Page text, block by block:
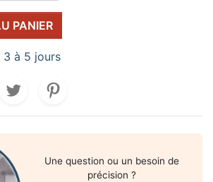
PANIER
3 à 5 jours
Une question ou un besoin de
précision ?